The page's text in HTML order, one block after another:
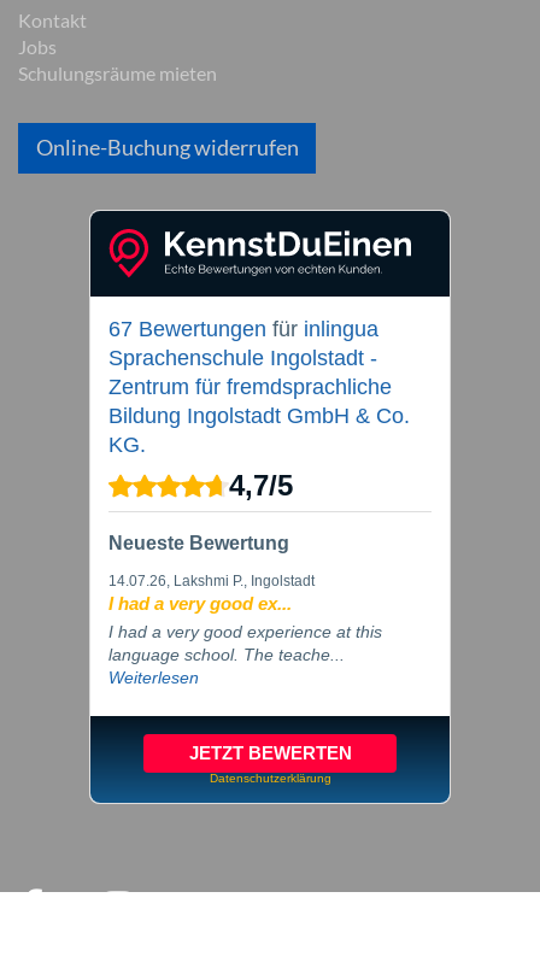
Kontakt
Jobs
Schulungsräume mieten
Online-Buchung widerrufen
67 Bewertungen für inlingua
Sprachenschule Ingolstadt -
Zentrum für fremdsprachliche
Bildung Ingolstadt GmbH & Co.
KG.
4,7/5
Neueste Bewertung
14.07.26, Lakshmi P., Ingolstadt
I had a very good ex...
I had a very good experience at this
language school. The teache...
Weiterlesen
JETZT BEWERTEN
Datenschutzerklärung